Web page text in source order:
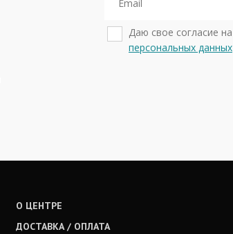
Даю свое согласие на
персональных данных
О ЦЕНТРЕ
ДОСТАВКА / ОПЛАТА